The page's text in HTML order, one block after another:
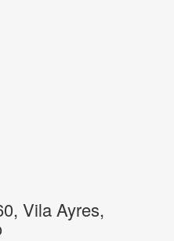
Vila Ayres,